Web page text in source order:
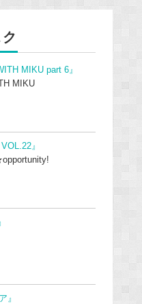
MIKU part 6』
MIKU
』
』